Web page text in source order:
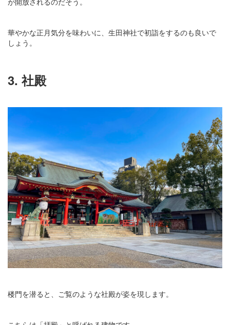
華やかな正月気分を味わいに、生田神社で初詣をするのも良いで
しょう。
3. 社殿
楼門を潜ると、ご覧のような社殿が姿を現します。